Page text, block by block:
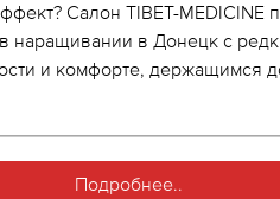
Салон TIBET-MEDICINE
наращивании в Донецк с
и комфорте, держащимся
Подробнее..